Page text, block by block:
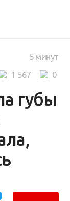
губы
5 минут
0
1 567